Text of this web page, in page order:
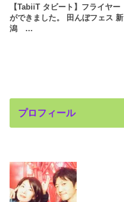
【TabiiT タビート】フライヤー
ができました。 田んぼフェス 新
潟 …
プロフィール